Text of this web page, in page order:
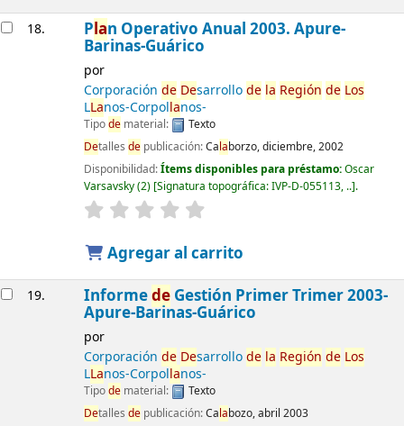
18. Plan Operativo Anual 2003. Apure-
Barinas-Guárico
por
Corporación de Desarrollode la Región de Los
LLanos-Corpollanos-
Tipodematerial:
Texto
Detalles depublicación:Calaborzo, diciembre, 2002
Disponibilidad:Ítems disponibles para préstamo:Oscar
Varsavsky(2) Signatura topográfica:IVP-D-055113, .. .
Agregar al carrito
19. InformedeGestión Primer Trimer 2003-
Apure-Barinas-Guárico
por
Corporación de Desarrollode la Región de Los
LLanos-Corpollanos-
Tipodematerial:
Texto
Detalles depublicación:Calabozo, abril 2003